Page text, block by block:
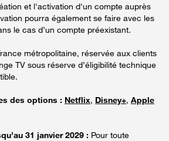
et l'activation d'un compte auprès
pourra également se faire avec les
le cas d’un compte préexistant.
métropolitaine, réservée aux clients
TV sous réserve d’éligibilité technique
des options : Netflix, Disney+, Apple
31 janvier 2029 : Pour toute